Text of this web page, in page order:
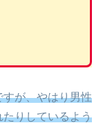
が、やはり男性
りしているよう